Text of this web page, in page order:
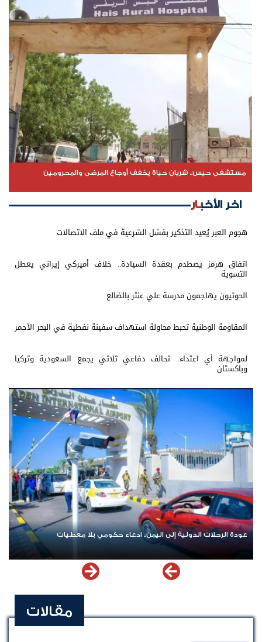
مستشفى حيس.. شريان حياة يخفف أوجاع المرضى والمحرومين
اخر الأخبار
هجوم العبر يُعيد التذكير بفشل الشرعية في ملف الاتصالات
اتفاق هرمز يصطدم بعقدة السيادة.. خلاف أميركي إيراني يعطل
التسوية
الحوثيون يهاجمون مدرسة علي عنتر بالضالع
المقاومة الوطنية تحبط محاولة استهداف سفينة نفطية في البحر الأحمر
لمواجهة أي اعتداء.. تحالف دفاعي ثلاثي يجمع السعودية وتركيا
وباكستان
الرحلات الدولية إلى اليمن.. ادعاء حكومي بلا معطيات اشترك
مقالات